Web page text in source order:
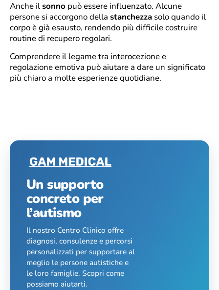
Anche ilsonno può essere influenzato. Alcune
persone si accorgono della stanchezza solo quando il
corpo è già esausto, rendendo più difficile costruire
routine di recupero regolari.
Comprendere il legame tra interocezione e
regolazione emotiva può aiutare a dare un significato
più chiaro a molte esperienze quotidiane.
Un supporto
concreto per
l’autismo
Il nostro Centro Clinico offre
diagnosi, consulenze e percorsi
personalizzati per supportare al
meglio le persone autistiche e
le loro famiglie. Scopri come
possiamo aiutarti.